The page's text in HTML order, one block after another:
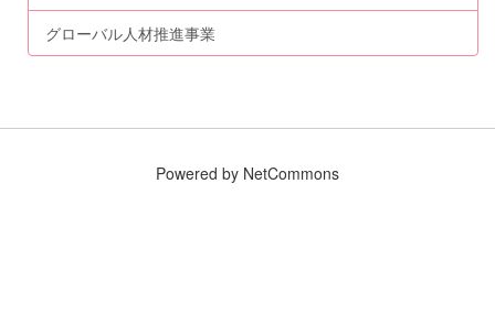
グローバル人材推進事業
Powered by NetCommons